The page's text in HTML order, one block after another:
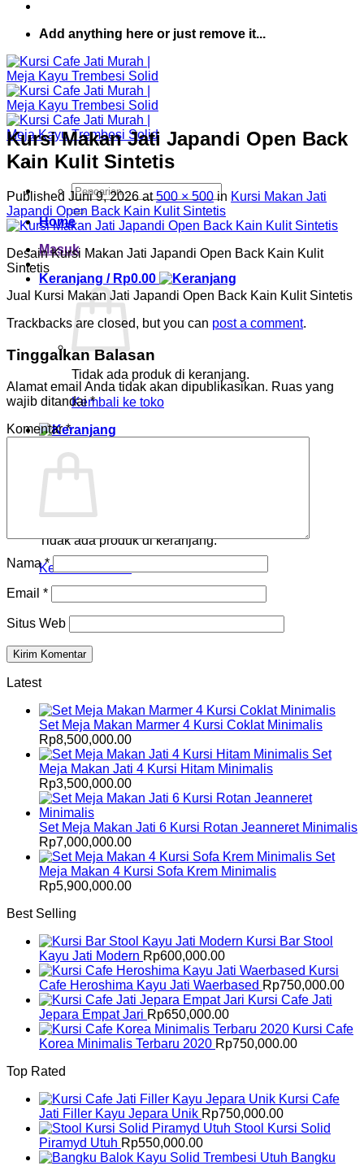
Add anything here or just remove it...
Pencarian
untuk:
Home
Masuk
Keranjang / Rp0.00
Tidak ada produk di keranjang.
Kembali ke toko
Tidak ada produk di keranjang.
Kembali ke toko
Kursi Makan Jati Japandi Open Back
Kain Kulit Sintetis
Published Juni 9, 2026at500 × 500in Kursi Makan Jati
Japandi Open Back Kain Kulit Sintetis
Desain Kursi Makan Jati Japandi Open Back Kain Kulit
Sintetis
Jual Kursi Makan Jati Japandi Open Back Kain Kulit Sintetis
Trackbacks are closed, but you can post a comment.
Tinggalkan Balasan
Alamat email Anda tidak akan dipublikasikan. Ruas yang
wajib ditandai*
Komentar*
Nama*
Email *
Situs Web
Latest
Set Meja Makan Marmer 4 Kursi Coklat Minimalis
Rp8,500,000.00
Set
Meja Makan Jati 4 Kursi Hitam Minimalis
Rp3,500,000.00
Set Meja Makan Jati 6 Kursi Rotan Jeanneret Minimalis
Rp7,000,000.00
Set
Meja Makan 4 Kursi Sofa Krem Minimalis
Rp5,900,000.00
Best Selling
Kursi Bar Stool
Kayu Jati Modern Rp600,000.00
Kursi
Cafe Heroshima Kayu Jati Waerbased Rp750,000.00
Kursi Cafe Jati
Jepara Empat Jari Rp650,000.00
Kursi Cafe
Korea Minimalis Terbaru 2020 Rp750,000.00
Top Rated
Kursi Cafe
Jati Filler Kayu Jepara Unik Rp750,000.00
Stool Kursi Solid
Piramyd Utuh Rp550,000.00
Bangku